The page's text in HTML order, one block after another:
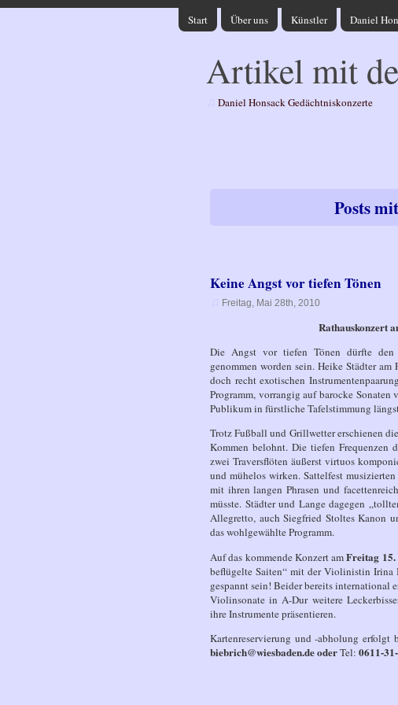
Start Über uns Künstler Daniel
Artikel mit
Daniel Honsack Gedächtniskonzerte
Posts
Keine Angst vor tiefen Tönen
Freitag, Mai 28th, 2010
Rathauskonzert
Die Angst vor tiefen Tönen dürfte den
genommen worden sein. Heike Städter
doch recht exotischen
Programm, vorrangig auf barocke
Publikum in fürstliche Tafelstimmung
Trotz Fußball und Grillwetter erschienen
Kommen belohnt. Die tiefen Frequenzen
zwei Traversflöten äußerst virtuos
und mühelos wirken. Sattelfest
mit ihren langen Phrasen und
müsste. Städter und Lange dagegen
Allegretto, auch Siegfried Stoltes Kanon
das wohlgewählte Programm.
Auf das kommende Konzert amFreitag
beflügelte Saiten“ mit der Violinistin Irina
gespannt sein! Beider bereits international
Violinsonate in A-Dur weitere
ihre Instrumente präsentieren.
Kartenreservierung und -abholung
biebrich@wiesbaden.deoderTel: 0611-